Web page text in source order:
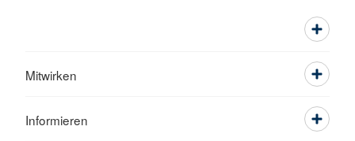
Mitwirken
Informieren